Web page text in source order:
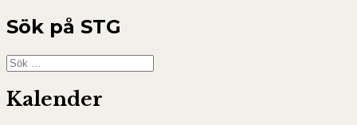
Sök på STG
Sök
efter:
Kalender